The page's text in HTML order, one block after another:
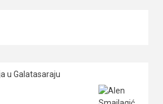
u Galatasaraju